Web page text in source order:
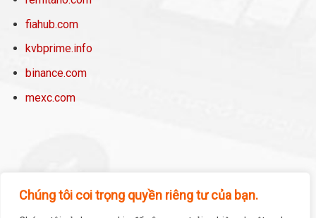
Chúng tôi coi trọng quyền riêng tư của bạn.
fiahub.com
kvbprime.info
binance.com
mexc.com